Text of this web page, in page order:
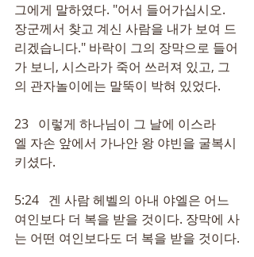
그에게 말하였다. "어서 들어가십시오.
장군께서 찾고 계신 사람을 내가 보여 드
리겠습니다." 바락이 그의 장막으로 들어
가 보니, 시스라가 죽어 쓰러져 있고, 그
의 관자놀이에는 말뚝이 박혀 있었다.
23   이렇게 하나님이 그 날에 이스라
엘 자손 앞에서 가나안 왕 야빈을 굴복시
키셨다.
5:24   겐 사람 헤벨의 아내 야엘은 어느
여인보다 더 복을 받을 것이다. 장막에 사
는 어떤 여인보다도 더 복을 받을 것이다.